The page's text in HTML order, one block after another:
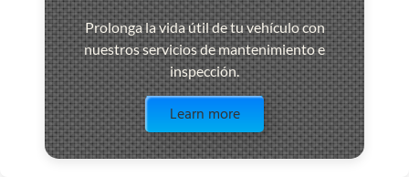
Prolonga la vida útil de tu vehículo con
nuestros servicios de mantenimiento e
inspección.
Learn more